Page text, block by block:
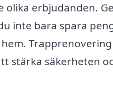
olika erbjudanden.
inte bara spara
stärka säkerheten